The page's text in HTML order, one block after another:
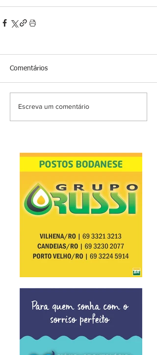
Comentários
Escreva um comentário